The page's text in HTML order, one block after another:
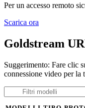
Per un accesso remoto
Scarica ora
Goldstream
Suggerimento: Fare clic
connessione video per la